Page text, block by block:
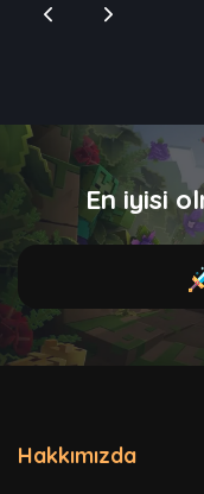
En iyisi
Hakkımızda